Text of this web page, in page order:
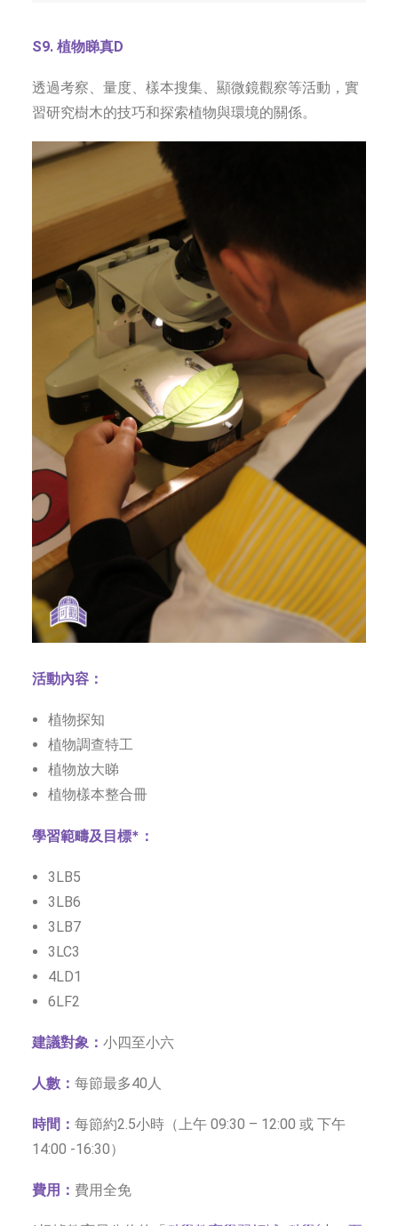
S9. 植物睇真D
透過考察、量度、樣本搜集、顯微鏡觀察等活動，實
習研究樹木的技巧和探索植物與環境的關係。
活動內容：
植物探知
植物調查特工
植物放大睇
植物樣本整合冊
學習範疇及目標*：
3LB5
3LB6
3LB7
3LC3
4LD1
6LF2
建議對象： 小四至小六
人數： 每節最多40人
時間： 每節約2.5小時（上午 09:30 – 12:00 或 下午
14:00 -16:30）
費用： 費用全免